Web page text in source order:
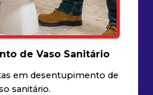
de Vaso Sanitário
em desentupimento de
sanitário.